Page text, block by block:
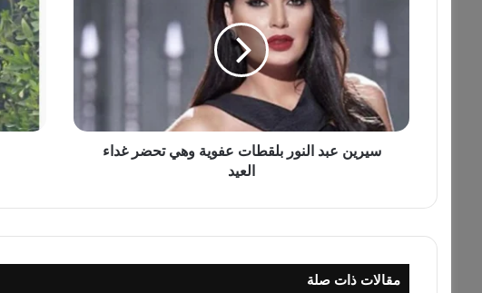
ا
ر
ق
ط
سيرين عبد النور بلقطات عفوية وهي تحضر غداء
العيد
ل
أ
ب
مقالات ذات صلة